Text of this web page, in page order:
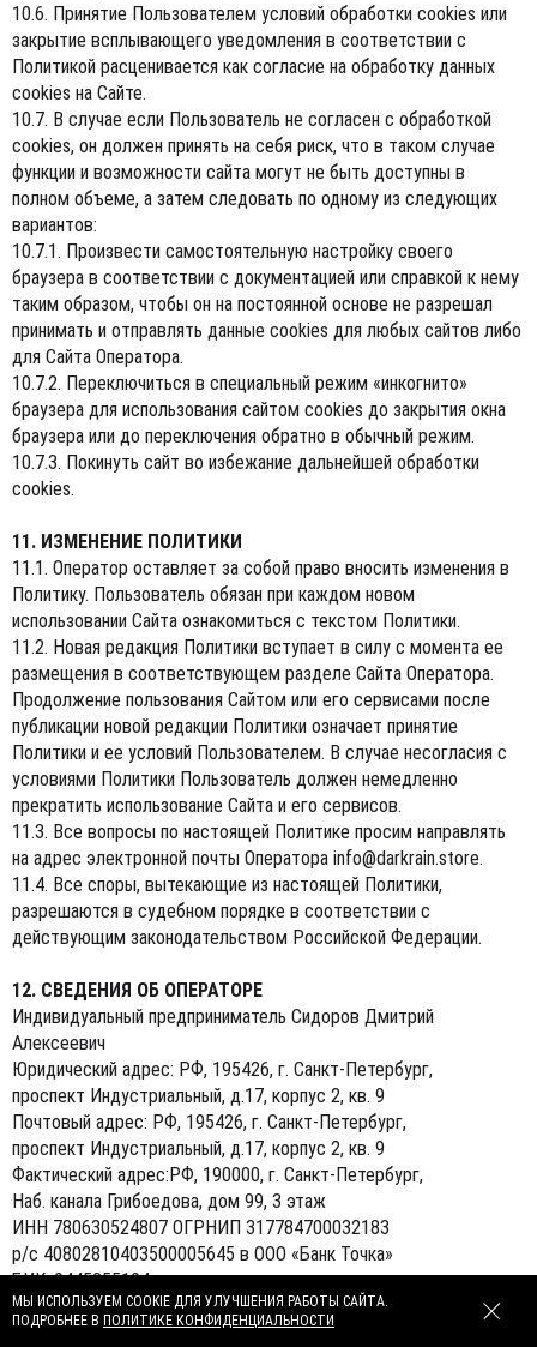
10.6. Принятие Пользователем условий обработки cookies или
закрытие всплывающего уведомления в соответствии с
Политикой расценивается как согласие на обработку данных
cookies на Сайте.
10.7. В случае если Пользователь не согласен с обработкой
cookies, он должен принять на себя риск, что в таком случае
функции и возможности сайта могут не быть доступны в
полном объеме, а затем следовать по одному из следующих
вариантов:
10.7.1. Произвести самостоятельную настройку своего
браузера в соответствии с документацией или справкой к нему
таким образом, чтобы он на постоянной основе не разрешал
принимать и отправлять данные cookies для любых сайтов либо
для Сайта Оператора.
10.7.2. Переключиться в специальный режим «инкогнито»
браузера для использования сайтом cookies до закрытия окна
браузера или до переключения обратно в обычный режим.
10.7.3. Покинуть сайт во избежание дальнейшей обработки
cookies.
11. ИЗМЕНЕНИЕ ПОЛИТИКИ
11.1. Оператор оставляет за собой право вносить изменения в
Политику. Пользователь обязан при каждом новом
использовании Сайта ознакомиться с текстом Политики.
11.2. Новая редакция Политики вступает в силу с момента ее
размещения в соответствующем разделе Сайта Оператора.
Продолжение пользования Сайтом или его сервисами после
публикации новой редакции Политики означает принятие
Политики и ее условий Пользователем. В случае несогласия с
условиями Политики Пользователь должен немедленно
прекратить использование Сайта и его сервисов.
11.3. Все вопросы по настоящей Политике просим направлять
на адрес электронной почты Оператора info@darkrain.store.
11.4. Все споры, вытекающие из настоящей Политики,
разрешаются в судебном порядке в соответствии с
действующим законодательством Российской Федерации.
12. СВЕДЕНИЯ ОБ ОПЕРАТОРЕ
Индивидуальный предприниматель Сидоров Дмитрий
Алексеевич
Юридический адрес: РФ, 195426, г. Санкт-Петербург,
проспект Индустриальный, д.17, корпус 2, кв. 9
Почтовый адрес: РФ, 195426, г. Санкт-Петербург,
проспект Индустриальный, д.17, корпус 2, кв. 9
Фактический адрес:РФ, 190000, г. Санкт-Петербург,
Наб. канала Грибоедова, дом 99, 3 этаж
ИНН 780630524807 ОГРНИП 317784700032183
р/с 40802810403500005645 в ООО «Банк Точка»
БИК: 0445255104
к/с: 30101810745374525104
МЫ ИСПОЛЬЗУЕМ COOKIE ДЛЯ УЛУЧШЕНИЯ РАБОТЫ САЙТА.
ПОДРОБНЕЕ В ПОЛИТИКЕ КОНФИДЕНЦИАЛЬНОСТИ